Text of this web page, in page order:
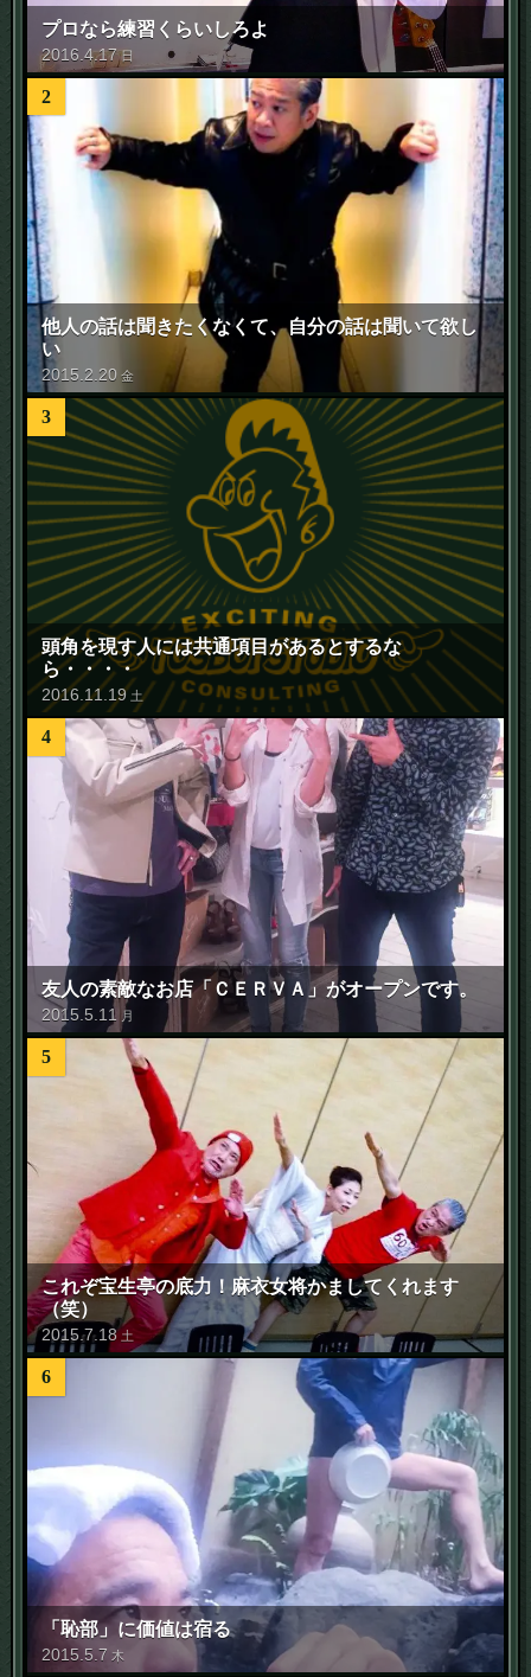
プロなら練習くらいしろよ
2016 .4.17 日
2
他人の話は聞きたくなくて、自分の話は聞いて欲し
い
2015 2 20 金
3
頭角を現す人には共通項目があるとするな
ら・・・・
2016 11 19 土
4
友人の素敵なお店「ＣＥＲＶＡ」がオープンです。
2015 5 11 月
5
これぞ宝生亭の底力！麻衣女将かましてくれます
（笑）
2015.7. 18 土
6
「恥部」に価値は宿る
2015 5 .7 木